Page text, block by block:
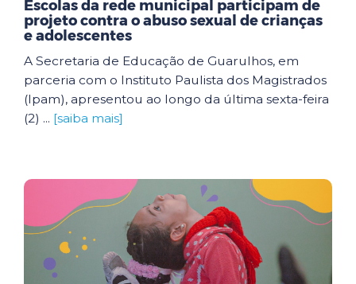
Escolas da rede municipal participam de
projeto contra o abuso sexual de crianças
e adolescentes
A Secretaria de Educação de Guarulhos, em
parceria com o Instituto Paulista dos Magistrados
(Ipam), apresentou ao longo da última sexta-feira
(2) ... [saiba mais]